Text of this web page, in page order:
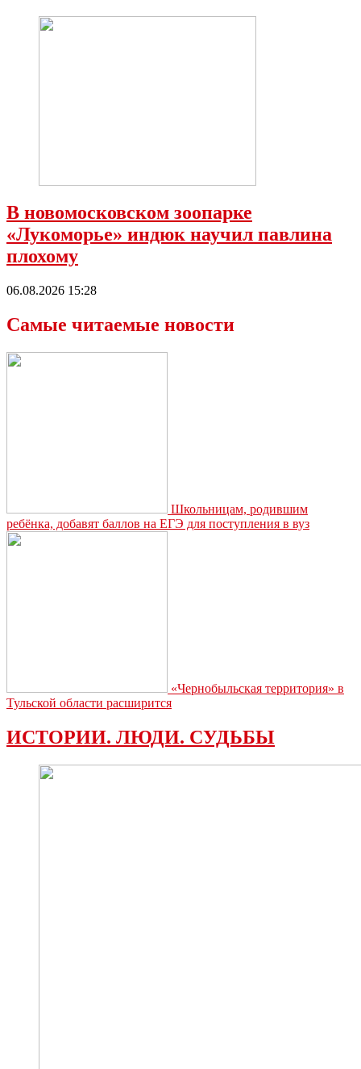
В новомосковском зоопарке
«Лукоморье» индюк научил павлина
плохому
06.08.2026 15:28
Самые читаемые новости
Школьницам, родившим
ребёнка, добавят баллов на ЕГЭ для поступления в вуз
«Чернобыльская территория» в
Тульской области расширится
ИСТОРИИ. ЛЮДИ. СУДЬБЫ